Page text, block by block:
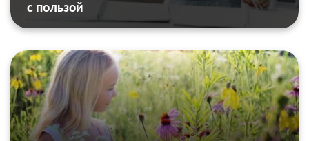
с пользой